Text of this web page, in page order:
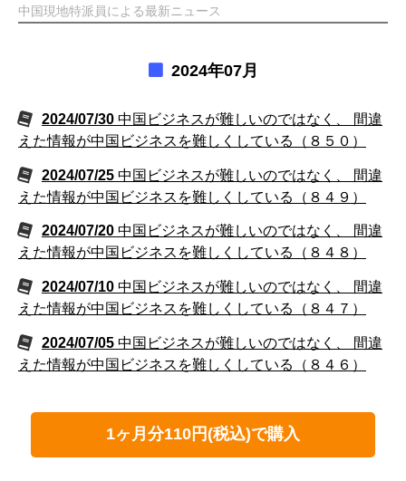
中国現地特派員による最新ニュース
2024年07月
2024/07/30 中国ビジネスが難しいのではなく、 間違
えた情報が中国ビジネスを難しくしている（８５０）
2024/07/25 中国ビジネスが難しいのではなく、 間違
えた情報が中国ビジネスを難しくしている（８４９）
2024/07/20 中国ビジネスが難しいのではなく、 間違
えた情報が中国ビジネスを難しくしている（８４８）
2024/07/10 中国ビジネスが難しいのではなく、 間違
えた情報が中国ビジネスを難しくしている（８４７）
2024/07/05 中国ビジネスが難しいのではなく、 間違
えた情報が中国ビジネスを難しくしている（８４６）
1ヶ月分110円(税込)で購入